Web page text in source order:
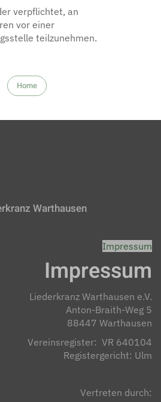
verpflichtet, an
vor einer
teilzunehmen.
Home
Warthausen
Impressum
Impressum
Liederkranz Warthausen e.V.
Anton-Braith-Weg 5
88447 Warthausen
Vereinsregister: VR 640104
Registergericht: Ulm
Vertreten durch: